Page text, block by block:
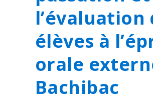
l’évaluation
élèves à
orale
Bachibac